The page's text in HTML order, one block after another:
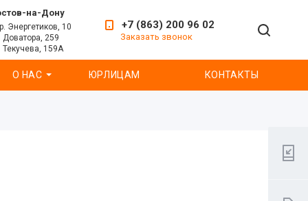
на-Дону
Энергетиков, 10
Доватора, 259
Текучева, 159А
+7 (863) 200 96 02
Заказать звонок
О НАС ЮРЛИЦАМ КОНТАКТЫ